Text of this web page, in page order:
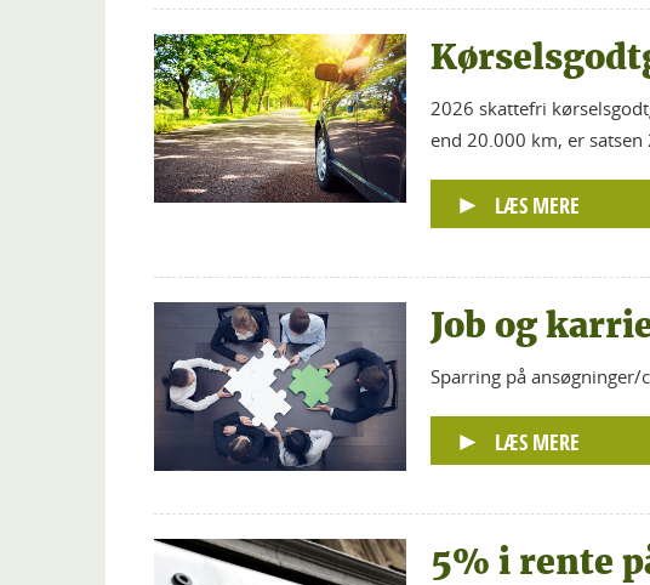
2026 skattefri
end 20.000 km, er satsen
LÆS MERE
Job og
Sparring på
LÆS MERE
5% i rente